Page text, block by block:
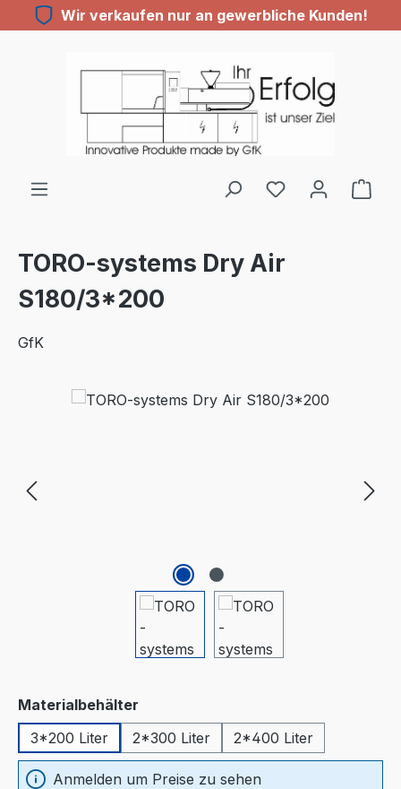
Zum Hauptinhalt springen
Wir verkaufen nur an gewerbliche Kunden!
Du hast 0
TORO-systems Dry Air
S180/3*200
GfK
Bildergalerie überspringen
Materialbehälter
3*200 Liter
2*300 Liter 2*400 Liter
Anmelden um Preise zu sehen